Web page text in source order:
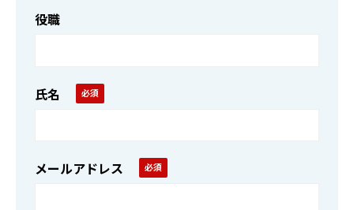
役職
氏名
メールアドレス